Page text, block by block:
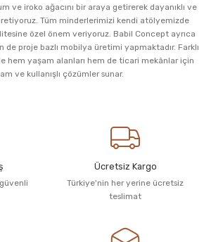
ve iroko ağacını bir araya getirerek dayanıklı ve
Tüm minderlerimizi kendi atölyemizde
özel önem veriyoruz. Babil Concept ayrıca
proje bazlı mobilya üretimi yapmaktadır. Farklı
hem yaşam alanları hem de ticari mekânlar için
ve kullanışlı çözümler sunar.
Ücretsiz Kargo
Türkiye'nin her yerine ücretsiz
teslimat